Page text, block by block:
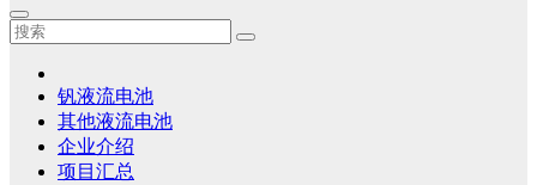
钒液流电池
其他液流电池
企业介绍
项目汇总